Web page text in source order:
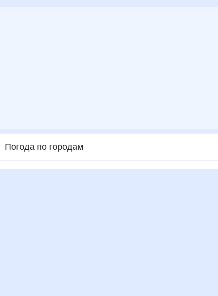
Погода по городам